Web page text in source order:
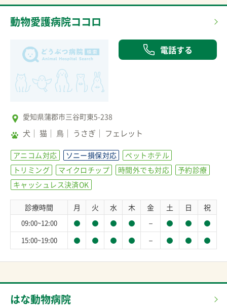
動物愛護病院ココロ
電話する
愛知県蒲郡市三谷町東5-238
犬 猫 鳥 うさぎ フェレット
アニコム対応 ソニー損保対応
ペットホテル
トリミング
マイクロチップ 時間外でも対応
予約診療
キャッシュレス決済OK
診療時間 月 火 水 木 金 土 日 祝
09:00~12:00 －
15:00~19:00 －
はな動物病院